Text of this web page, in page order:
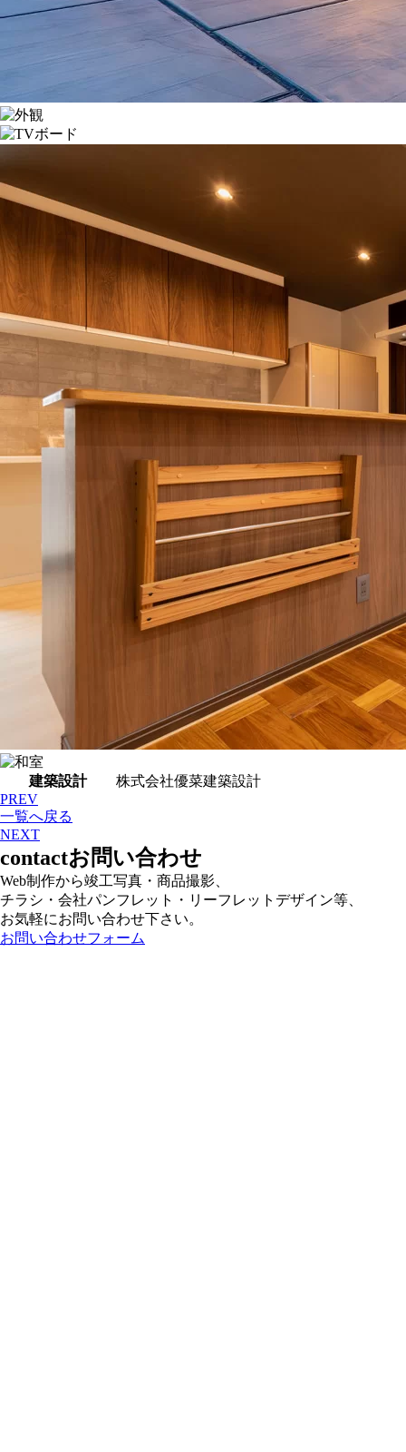
建築設計
株式会社優菜建築設計
PREV
一覧へ戻る
NEXT
contactお問い合わせ
Web制作から竣工写真・商品撮影、
チラシ・会社パンフレット・リーフレットデザイン等、
お気軽にお問い合わせ下さい。
お問い合わせフォーム